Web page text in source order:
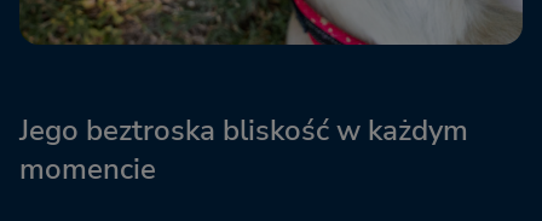
Jego beztroska bliskość w każdym
momencie